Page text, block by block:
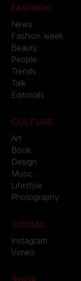
FASHION
News
Fashion week
Beauty
People
Trends
Talk
Editorials
CULTURE
Art
Book
Design
Music
Lifestyle
Photography
SOCIAL
Instagram
Vimeo